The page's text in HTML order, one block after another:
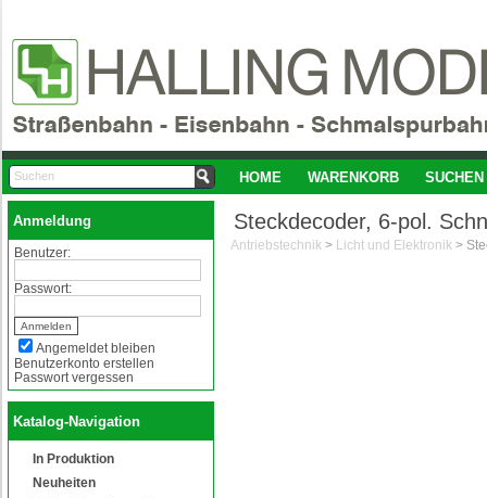
HOME WARENKORB SUCHEN
Anmeldung
Benutzer:
Passwort:
Angemeldet bleiben
Benutzerkonto erstellen
Passwort vergessen
Katalog-Navigation
In Produktion
Neuheiten
Steckdecoder, 6-pol.
Antriebstechnik > Licht und Elektronik >